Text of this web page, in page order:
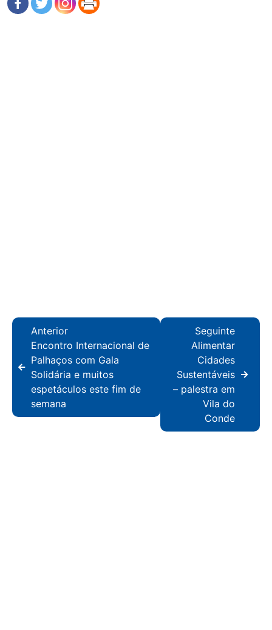
Anterior
Encontro Internacional de
Palhaços com Gala
Solidária e muitos
espetáculos este fim de
semana
Seguinte
Alimentar
Cidades
Sustentáveis
– palestra em
Vila do
Conde